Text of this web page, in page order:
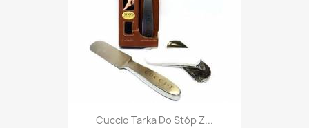
Cuccio Tarka Do Stóp Z...